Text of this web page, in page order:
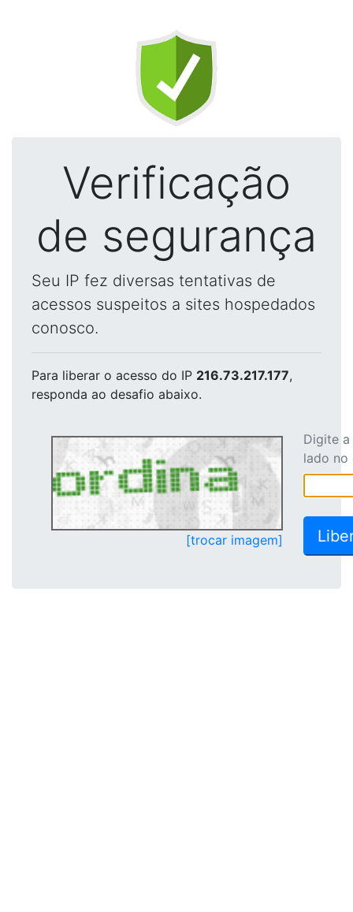
Verificação
de segurança
Seu IP fez diversas tentativas de
acessos suspeitos a sites hospedados
conosco.
Para liberar o acesso do IP 216.73.217.177,
responda ao desafio abaixo.
[trocar imagem]
Digite
lado no